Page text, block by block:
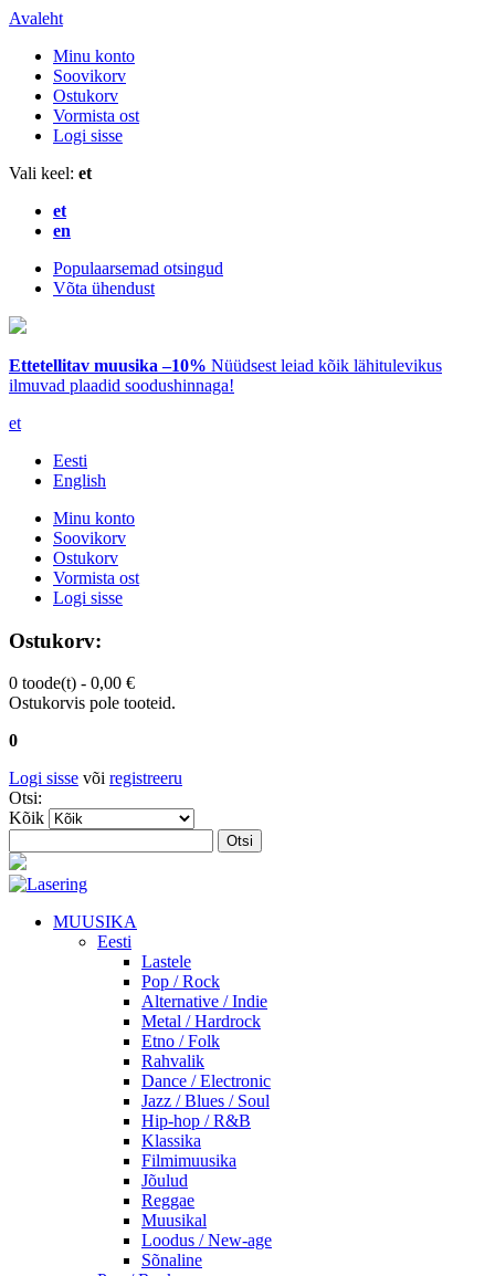
Avaleht
Minu konto
Soovikorv
Ostukorv
Vormista ost
Logi sisse
Vali keel: et
et
en
Populaarsemad otsingud
Võta ühendust
Ettetellitav muusika –10% Nüüdsest leiad kõik lähitulevikus
ilmuvad plaadid soodushinnaga!
et
Eesti
English
Minu konto
Soovikorv
Ostukorv
Vormista ost
Logi sisse
Ostukorv:
0 toode(t) - 0,00 €
Ostukorvis pole tooteid.
0
Logi sisse või registreeru
Otsi:
Kõik
Otsi
MUUSIKA
Eesti
Lastele
Pop / Rock
Alternative / Indie
Metal / Hardrock
Etno / Folk
Rahvalik
Dance / Electronic
Jazz / Blues / Soul
Hip-hop / R&B
Klassika
Filmimuusika
Jõulud
Reggae
Muusikal
Loodus / New-age
Sõnaline